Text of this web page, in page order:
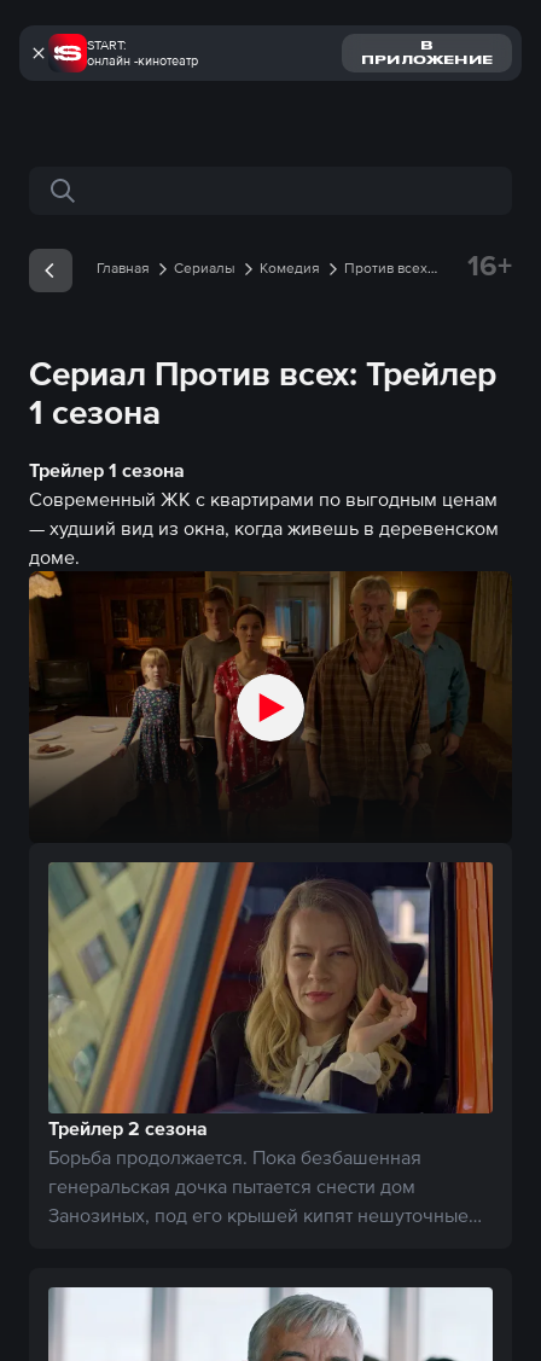
START:
онлайн -кинотеатр
В
ПРИЛОЖЕНИЕ
Поиск по сайту
Главная Сериалы Комедия
Против всех
16+
Сериал Против всех: Трейлер
1 сезона
Трейлер 1 сезона
Современный ЖК с квартирами по выгодным ценам
— худший вид из окна, когда живешь в деревенском
доме.
Трейлер 2 сезона
Борьба продолжается. Пока безбашенная
генеральская дочка пытается снести дом
Занозиных, под его крышей кипят нешуточные